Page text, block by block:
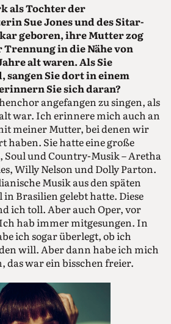
als Tochter der
Sue Jones und des Sitar-
geboren, ihre Mutter zog
in die Nähe von
alt waren. Als Sie
sangen Sie dort in einem
Sie sich daran?
angefangen zu singen, als
war. Ich erinnere mich auch an
meiner Mutter, bei denen wir
haben. Sie hatte eine große
Soul und Country-Musik – Aretha
Willy Nelson und Dolly Parton.
Musik aus den späten
in Brasilien gelebt hatte. Diese
ich toll. Aber auch Oper, vor
hab immer mitgesungen. In
ich sogar überlegt, ob ich
will. Aber dann habe ich mich
das war ein bisschen freier.